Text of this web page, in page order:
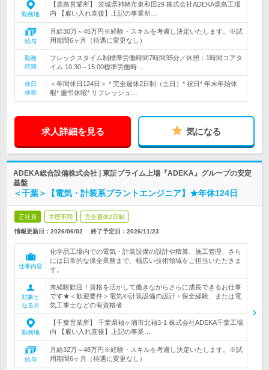
勤務地
【鹿島営業所】 茨城県神栖市東和田29 株式会社ADEKA鹿島工場
内 【雇い入れ直後】上記の事業所…
給与
月給30万～45万円※経験・スキルを考慮し決定いたします。※試
用期間6ヶ月（待遇に変更なし）
勤務
時間
フレックスタイム制標準労働時間7時間35分／休憩：1時間コアタ
イム 10:30～15:00標準労働時…
休日
休暇
＜年間休日124日＞ * 完全週休2日制（土日）* 祝日* 年末年始休
暇* 慶弔休暇* リフレッシュ…
求人詳細を見る 気になる
ADEKA総合設備株式会社 | 東証プライム上場『ADEKA』グループの安定
基盤
＜千葉＞【電気・計装系プラントエンジニア】★年休124日
正社員 学歴不問 完全週休2日制
情報更新日：2026/06/02 終了予定日： 2026/11/23
仕事内容
化学品工場内での電気・計装設備の設計や積算、施工管理、さら
には日常的な保全業務まで、幅広い技術領域をご担当いただきま
す。
対象と
なる方
未経験歓迎！資格を活かして働きながらさらに成長できるお仕事
です★＜歓迎要件＞電気や計装設備の設計・保全経験、または電
気工事士などの有資格者
勤務地
【千葉営業所】 千葉県袖ヶ浦市北袖3-1 株式会社ADEKA千葉工場
内 【雇い入れ直後】上記の事業…
給与
月給32万～48万円※経験・スキルを考慮し決定いたします。※試
用期間6ヶ月（待遇に変更なし）